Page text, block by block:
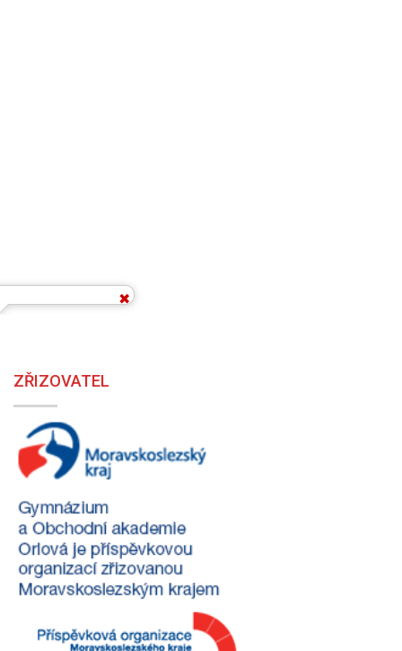
ZŘIZOVATEL